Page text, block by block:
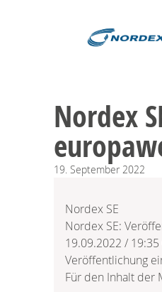
Nordex
19. September 2022
Nordex SE
Nordex SE:
19.09.2022 / 19:35
Veröffentlichung
Für den Inhalt der